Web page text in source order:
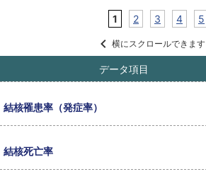
1 2 3 4 5
横にスクロールできます
データ項目
結核罹患率（発症率）
結核死亡率